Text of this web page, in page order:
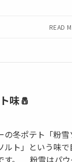
味🧂
冬ポテト「粉
ト」という味
す。 粉雪はパ